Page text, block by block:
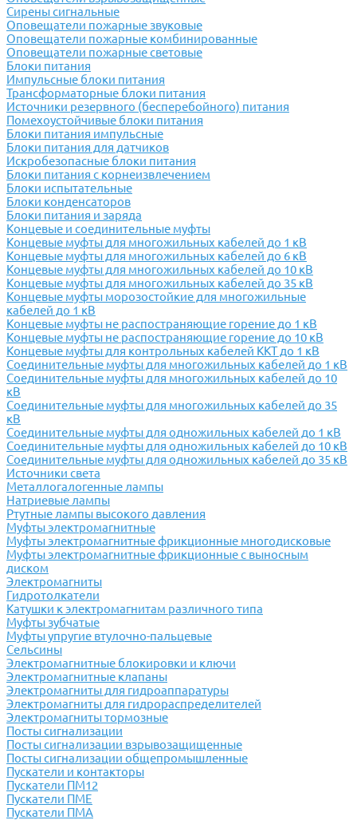
Сирены сигнальные
Оповещатели пожарные звуковые
Оповещатели пожарные комбинированные
Оповещатели пожарные световые
Блоки питания
Импульсные блоки питания
Трансформаторные блоки питания
Источники резервного (бесперебойного) питания
Помехоустойчивые блоки питания
Блоки питания импульсные
Блоки питания для датчиков
Искробезопасные блоки питания
Блоки питания с корнеизвлечением
Блоки испытательные
Блоки конденсаторов
Блоки питания и заряда
Концевые и соединительные муфты
Концевые муфты для многожильных кабелей до 1 кВ
Концевые муфты для многожильных кабелей до 6 кВ
Концевые муфты для многожильных кабелей до 10 кВ
Концевые муфты для многожильных кабелей до 35 кВ
Концевые муфты морозостойкие для многожильные
кабелей до 1 кВ
Концевые муфты не распостраняющие горение до 1 кВ
Концевые муфты не распостраняющие горение до 10 кВ
Концевые муфты для контрольных кабелей ККТ до 1 кВ
Соединительные муфты для многожильных кабелей до 1 кВ
Соединительные муфты для многожильных кабелей до 10
кВ
Соединительные муфты для многожильных кабелей до 35
кВ
Соединительные муфты для одножильных кабелей до 1 кВ
Соединительные муфты для одножильных кабелей до 10 кВ
Соединительные муфты для одножильных кабелей до 35 кВ
Источники света
Металлогалогенные лампы
Натриевые лампы
Ртутные лампы высокого давления
Муфты электромагнитные
Муфты электромагнитные фрикционные многодисковые
Муфты электромагнитные фрикционные с выносным
диском
Электромагниты
Гидротолкатели
Катушки к электромагнитам различного типа
Муфты зубчатые
Муфты упругие втулочно-пальцевые
Сельсины
Электромагнитные блокировки и ключи
Электромагнитные клапаны
Электромагниты для гидроаппаратуры
Электромагниты для гидрораспределителей
Электромагниты тормозные
Посты сигнализации
Посты сигнализации взрывозащищенные
Посты сигнализации общепромышленные
Пускатели и контакторы
Пускатели ПМ12
Пускатели ПМЕ
Пускатели ПМА